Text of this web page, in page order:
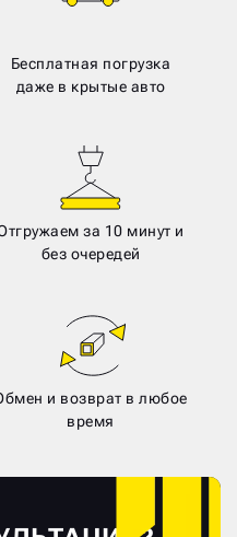
Бесплатная погрузка
даже в крытые авто
за 10 минут и
без очередей
и возврат в любое
время